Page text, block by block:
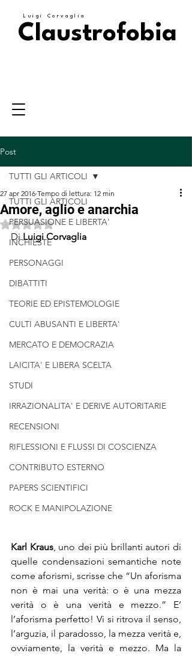
Luigi Corvaglia
Claustrofobia
Post
TUTTI GLI ARTICOLI
PERSUASIONE E LIBERTA'
INCHIESTE
PERSONAGGI
DIBATTITI
TEORIE ED EPISTEMOLOGIE
CULTI ABUSANTI E LIBERTA'
MERCATO E DEMOCRAZIA
LAICITA' E LIBERA SCELTA
STUDI
IRRAZIONALITA' E DERIVE AUTORITARIE
RECENSIONI
RIFLESSIONI E FLUSSI DI COSCIENZA
CONTRIBUTO ESTERNO
PAPERS SCIENTIFICI
ROCK E MANIPOLAZIONE
TUTTI GLI ARTICOLI
Amore, aglio e anarchia
27 apr 2016 Tempo di lettura: 12 min
Valutazione NaN stelle su 5.
Di Luigi Corvaglia
Karl Kraus, uno dei più brillanti autori di
quelle condensazioni semantiche note
come aforismi, scrisse che “Un aforisma
non è mai una verità: o è una mezza
verità o è una verità e mezzo.” E’
l’aforisma perfetto! Vi si ritrova il senso,
l’arguzia, il paradosso, la mezza verità e,
ovviamente, la verità e mezzo. Ma la